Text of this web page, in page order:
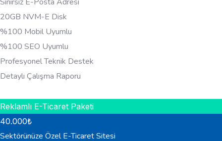
20GB NVM-E Disk
%100 Mobil Uyumlu
%100 SEO Uyumlu
Profesyonel Teknik Destek
Detaylı Çalışma Raporu
Reklamlı E-Ticaret Paketi
40.000₺
Sektörünüze Özel E-Ticaret Sitesi